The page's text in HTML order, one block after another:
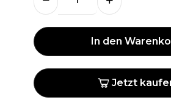
In den
Jetzt